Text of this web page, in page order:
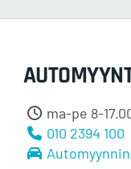
ma-pe 8-
010 2394 100
Automyynnin